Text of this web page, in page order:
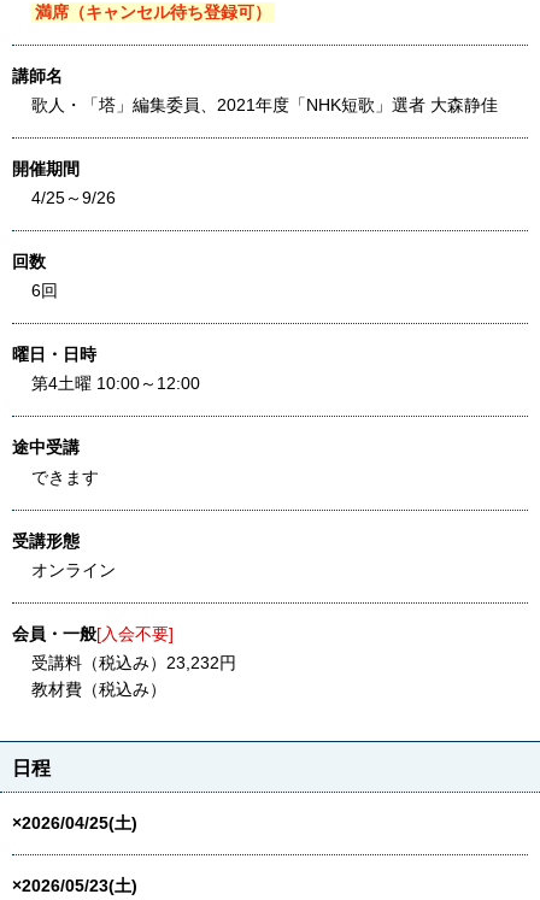
満席（キャンセル待ち登録可）
講師名
歌人・「塔」編集委員、2021年度「NHK短歌」選者 大森静佳
開催期間
4/25～9/26
回数
6回
曜日・日時
第4土曜 10:00～12:00
途中受講
できます
受講形態
オンライン
会員・一般[入会不要]
受講料（税込み）23,232円
教材費（税込み）
日程
×2026/04/25(土)
×2026/05/23(土)